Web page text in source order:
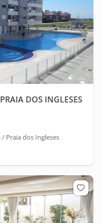
DOS INGLESES
Praia dos Ingleses